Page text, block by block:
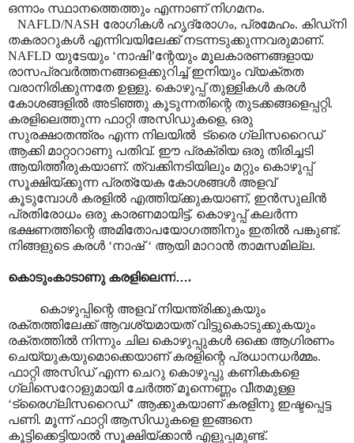
ഒന്നാം സ്ഥാനത്തെത്തും എന്നാണ് നിഗമനം.
NAFLD/NASH രോഗികൾ ഹൃദ്രോഗം, പ്രമേഹം. കിഡ്നി
തകരാറുകൾ എന്നിവയിലേക്ക് നടന്നടുക്കുന്നവരുമാണ്.
NAFLD യുടേയും ‘നാഷി’ന്റേയും മൂലകാരണങ്ങളായ
രാസപ്രവർത്തനങ്ങളെക്കുറിച്ച് ഇനിയും വ്യക്തത
വരാനിരിക്കുന്നതേ ഉള്ളു. കൊഴുപ്പ് തുള്ളികൾ കരൾ
കോശങ്ങളിൽ അടിഞ്ഞു കൂടുന്നതിന്റെ തുടക്കങ്ങളെപ്പറ്റി.
കരളിലെത്തുന്ന ഫാറ്റി അസിഡുകളെ, ഒരു
സുരക്ഷാതന്ത്രം എന്ന നിലയിൽ ട്രൈ ഗ്ലിസറൈഡ്
ആക്കി മാറ്റാറാണു പതിവ്. ഈ പ്രക്രിയ ഒരു തിരിച്ചടി
ആയിത്തീരുകയാണ്. ത്വക്കിനടിയിലും മറ്റും കൊഴുപ്പ്
സൂക്ഷിയ്ക്കുന്ന പ്രത്യേക കോശങ്ങൾ അളവ്
കൂടുമ്പോൾ കരളിൽ എത്തിയ്ക്കുകയാണ്, ഇൻസുലിൻ
പ്രതിരോധം ഒരു കാരണമായിട്ട്. കൊഴുപ്പ് കലർന്ന
ഭക്ഷണത്തിന്റെ അമിതോപയോഗത്തിനും ഇതിൽ പങ്കുണ്ട്.
നിങ്ങളുടെ കരൾ ‘നാഷ് ‘ ആയി മാറാൻ താമസമില്ല.
കൊടുംകാടാണു കരളിലെന്ന്….
കൊഴുപ്പിന്റെ അളവ് നിയന്ത്രിക്കുകയും
രക്തത്തിലേക്ക് ആവശ്യമായത് വിട്ടുകൊടുക്കുകയും
രക്തത്തിൽ നിന്നും ചില കൊഴുപ്പുകൾ ഒക്കെ ആഗിരണം
ചെയ്യുകയുമൊക്കെയാണ് കരളിന്റെ പ്രധാനധർമ്മം.
ഫാറ്റി അസിഡ് എന്ന ചെറു കൊഴുപ്പു കണികകളെ
ഗ്ലിസെറോളുമായി ചേർത്ത് മൂന്നെണ്ണം വീതമുള്ള
‘ട്രൈഗ്ലിസറൈഡ്’ ആക്കുകയാണ് കരളിനു ഇഷ്ടപ്പെട്ട
പണി. മൂന്ന് ഫാറ്റി ആസിഡുകളെ ഇങ്ങനെ
കൂട്ടിക്കെട്ടിയാൽ സൂക്ഷിയ്ക്കാൻ എളുപ്പമുണ്ട്.